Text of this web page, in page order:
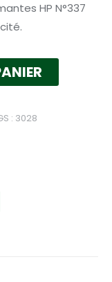
HP N°337
: 3028